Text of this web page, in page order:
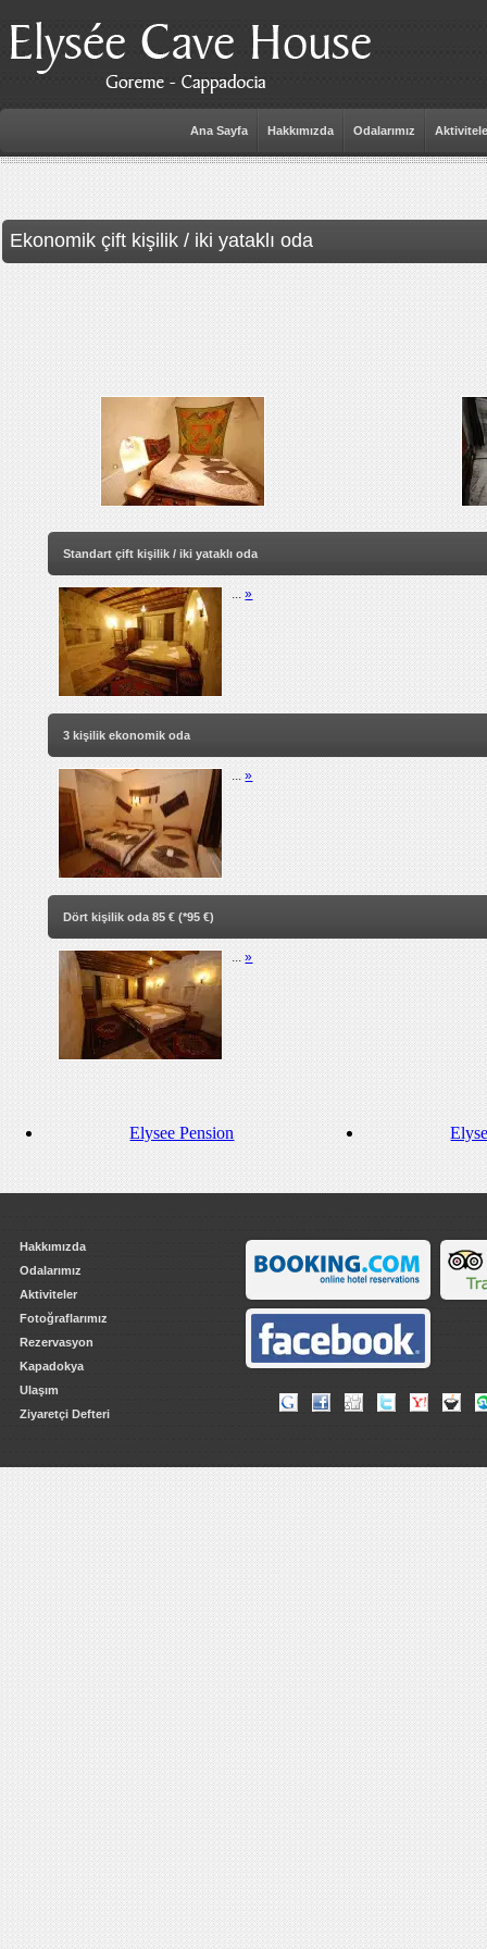
Ana Sayfa Hakkımızda Odalarımız
Ekonomik çift kişilik / iki yataklı oda
Standart çift kişilik / iki yataklı oda
...»
3 kişilik ekonomik oda
...»
Dört kişilik oda 85 € (*95 €)
...»
Elysee Pension
Hakkımızda
Odalarımız
Aktiviteler
Fotoğraflarımız
Rezervasyon
Kapadokya
Ulaşım
Ziyaretçi Defteri